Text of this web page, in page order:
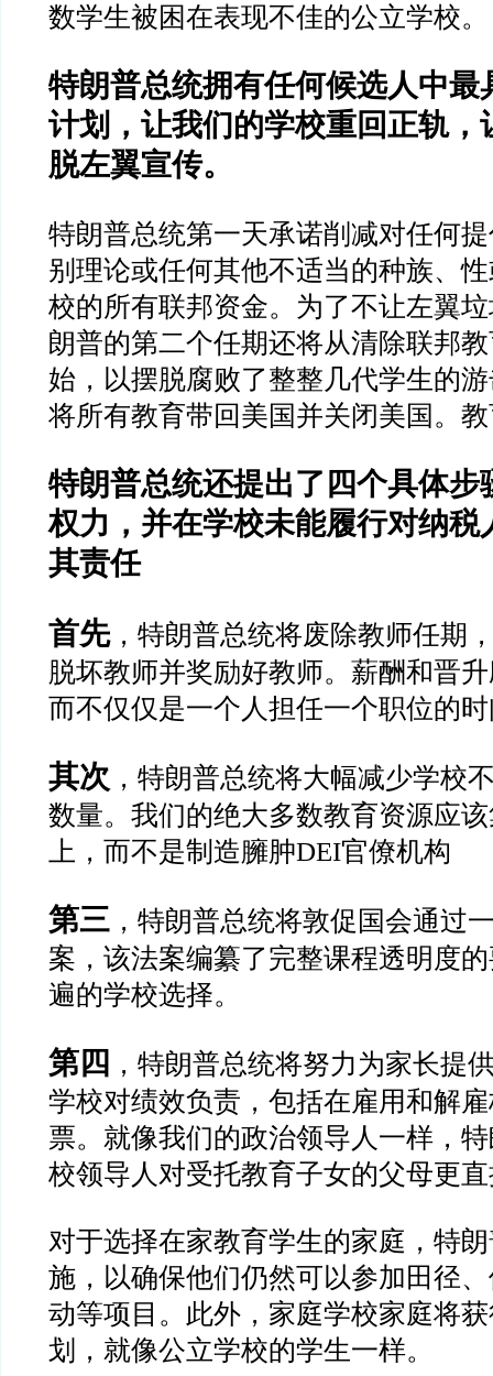
数学生被困在表现不佳的公立学校。
特朗普总统拥有任何候选人中最
计划，让我们的学校重回正轨，
脱左翼宣传。
特朗普总统第一天承诺削减对任何
别理论或任何其他不适当的种族、
校的所有联邦资金。为了不让左翼
朗普的第二个任期还将从清除联邦
始，以摆脱腐败了整整几代学生的
将所有教育带回美国并关闭美国。
特朗普总统还提出了四个具体步
权力，并在学校未能履行对纳税
其责任
首先，特朗普总统将废除教师任期
脱坏教师并奖励好教师。薪酬和晋
而不仅仅是一个人担任一个职位的
其次 ，特朗普总统将大幅减少学校
数量。我们的绝大多数教育资源应
上，而不是制造臃肿DEI官僚机构
第三 ，特朗普总统将敦促国会通过
案，该法案编纂了完整课程透明度
遍的学校选择。
第四 ，特朗普总统将努力为家长提
学校对绩效负责，包括在雇用和解
票。就像我们的政治领导人一样，
校领导人对受托教育子女的父母更
对于选择在家教育学生的家庭，特
施，以确保他们仍然可以参加田径
动等项目。此外，家庭学校家庭将
划，就像公立学校的学生一样。